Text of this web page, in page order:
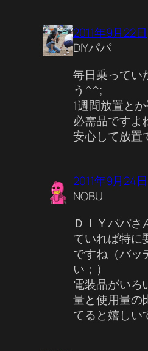
2011年9月22日
DIYパパ
毎日乗ってい
う^^;
1週間放置と
必需品ですよ
安心して放置
2011年9月24日
NOBU
ＤＩＹパパさ
ていれば特に
ですね（バッ
い；）
電装品がいろ
量と使用量の
てると嬉しい